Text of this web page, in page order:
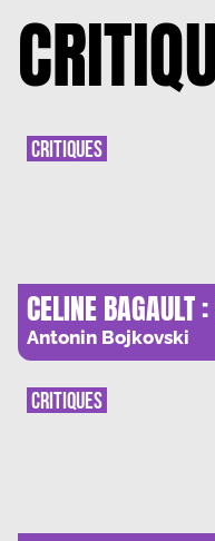
CELINE BAGAULT
Antonin Bojkovski
CRITIQUES
CRITIQUES